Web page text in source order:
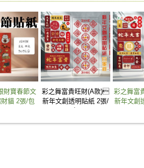
財寶春節文
貓 2張/包
彩之舞富貴旺財(A款)
新年文創透明貼紙 2張/
彩之舞富
新年文創